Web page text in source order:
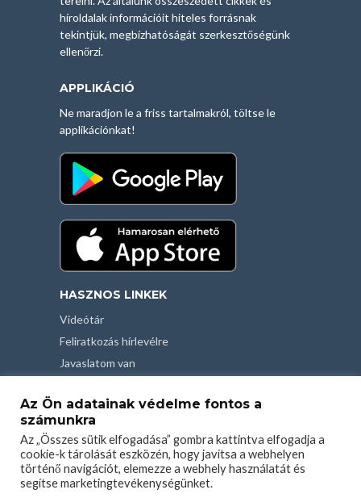
híroldalak információit hiteles forrásnak
tekintjük, megbízhatóságát szerkesztőségünk
ellenőrzi.
APPLIKÁCIÓ
Ne maradjon le a friss tartalmakról, töltse le
applikációnkat!
HASZNOS LINKEK
Videótár
Feliratkozás hírlevélre
Javaslatom van
Felhasználási feltételek
Adatvédelmi tájékoztató
Az Ön adatainak védelme fontos a
számunkra
Az „Összes sütik elfogadása” gombra kattintva elfogadja a
cookie-k tárolását eszközén, hogy javítsa a webhelyen
történő navigációt, elemezze a webhely használatát és
segítse marketingtevékenységünket.